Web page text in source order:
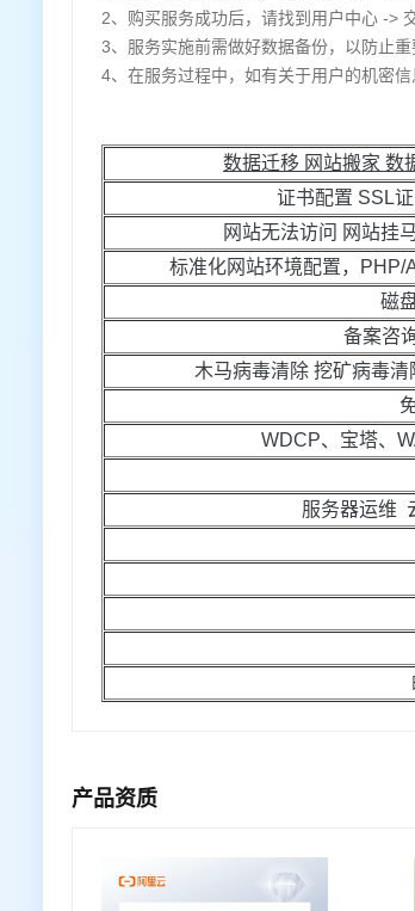
2、购买服务成功后，请找到用户中心 ->
3、服务实施前需做好数据备份，以防止重
4、在服务过程中，如有关于用户的机密
数据迁移 网站搬家 数
证书配置 SSL
网站无法访问 网站挂
标准化网站环境配置，PHP/
磁
备案咨
木马病毒清除 挖矿病毒
WDCP、宝塔、
服务器运维
产品资质